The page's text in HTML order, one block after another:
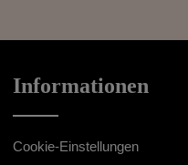
Informationen
Cookie-Einstellungen